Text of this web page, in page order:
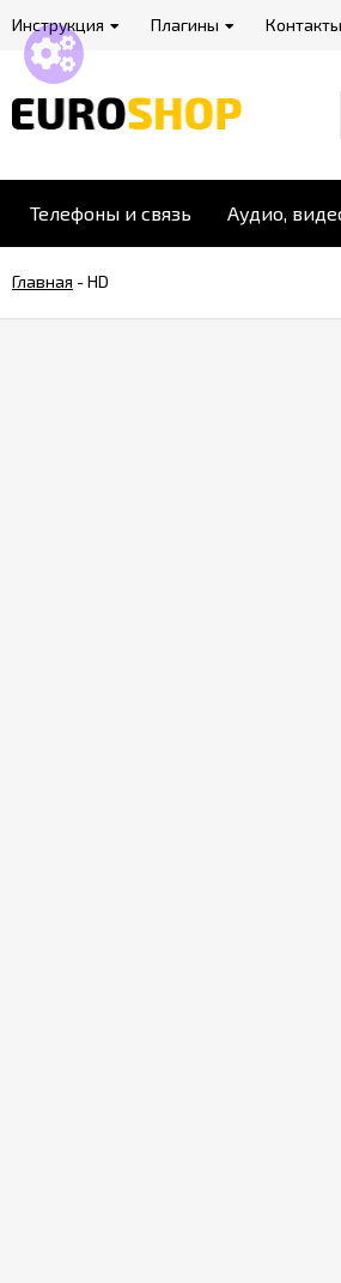
Инструкция Плагины Контакты
Телефоны и связь Аудио,
Главная -HD